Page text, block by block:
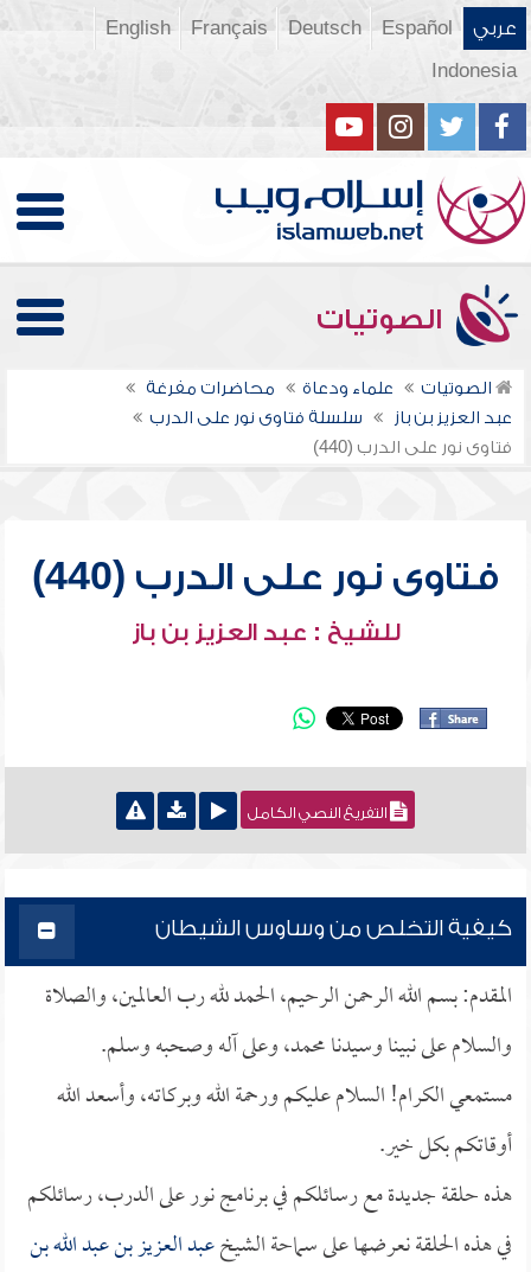
عربي Español
Deutsch
Français
English
Indonesia
الصوتيات
الصوتيات علماء ودعاة
محاضرات مفرغة
عبد العزيز بن باز
سلسلة فتاوى نور على الدرب
فتاوى نور على الدرب (440)
فتاوى نور على الدرب (440)
للشيخ : عبد العزيز بن باز
التفريغ النصي الكامل
كيفية التخلص من وساوس الشيطان
المقدم: بسم الله الرحمن الرحيم، الحمد لله رب العالمين، والصلاة
والسلام على نبينا وسيدنا محمد، وعلى آله وصحبه وسلم.
مستمعي الكرام! السلام عليكم ورحمة الله وبركاته، وأسعد الله
أوقاتكم بكل خير.
هذه حلقة جديدة مع رسائلكم في برنامج نور على الدرب، رسائلكم
في هذه الحلقة نعرضها على سماحة الشيخعبد العزيز بن عبد الله بن